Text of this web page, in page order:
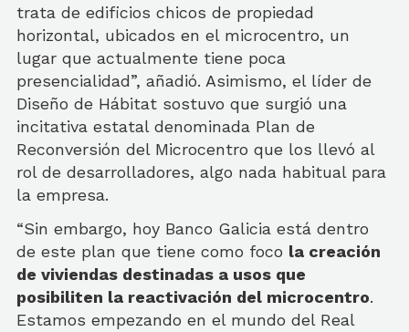
trata de edificios chicos de propiedad
horizontal, ubicados en el microcentro, un
lugar que actualmente tiene poca
presencialidad”, añadió. Asimismo, el líder de
Diseño de Hábitat sostuvo que surgió una
incitativa estatal denominada Plan de
Reconversión del Microcentro que los llevó al
rol de desarrolladores, algo nada habitual para
la empresa.
“Sin embargo, hoy Banco Galicia está dentro
de este plan que tiene como foco la creación
de viviendas destinadas a usos que
posibiliten la reactivación del microcentro.
Estamos empezando en el mundo del Real